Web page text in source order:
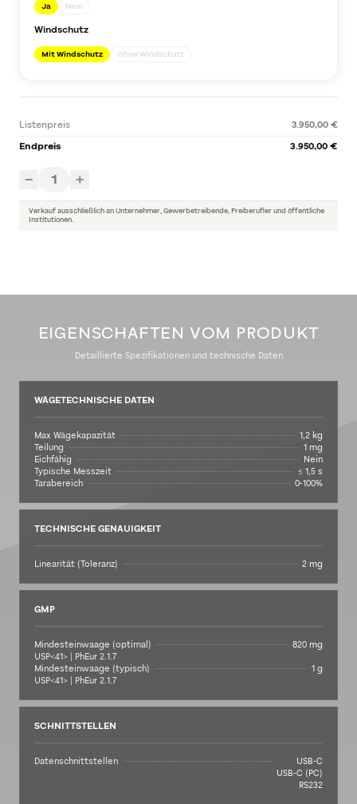
Ja Nein
Windschutz
Mit Windschutz Ohne Windschutz
Listenpreis
3.950,00 €
Endpreis
3.950,00 €
− 1 +
Verkauf ausschließlich an Unternehmer, Gewerbetreibende, Freiberufler und öffentliche
Institutionen.
EIGENSCHAFTEN VOM PRODUKT
Detaillierte Spezifikationen und technische Daten
WÄGETECHNISCHE DATEN
Max Wägekapazität
1,2 kg
Teilung
1 mg
Eichfähig
Nein
Typische Messzeit
≤ 1,5 s
Tarabereich
0-100%
TECHNISCHE GENAUIGKEIT
Linearität (Toleranz) 2 mg
GMP
Mindesteinwaage (optimal)
USP<41> | PhEur 2.1.7
820 mg
Mindesteinwaage (typisch)
USP<41> | PhEur 2.1.7
1 g
SCHNITTSTELLEN
Datenschnittstellen
USB-C
USB-C (PC)
RS232